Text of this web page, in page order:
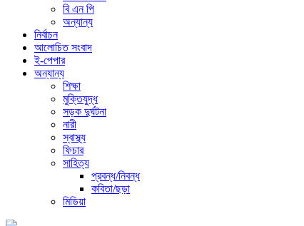
বি এন পি
অন্যান্য
নির্বাচন
আলোচিত সংবাদ
ই-পেপার
অন্যান্য
শিক্ষা
মুক্তিযুদ্ধ
সড়ক দুর্ঘটনা
নারী
স্বাস্থ্য
ফিচার
সাহিত্য
প্রবন্ধ/নিবন্ধ
কবিতা/ছড়া
মিডিয়া